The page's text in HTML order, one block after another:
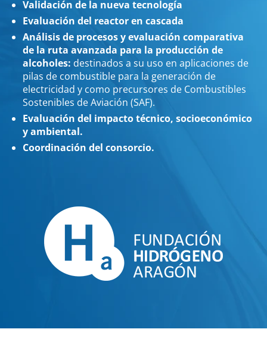
Validación de la nueva tecnología
Evaluación del reactor en cascada
Análisis de procesos y evaluación comparativa
de la ruta avanzada para la producción de
alcoholes: destinados a su uso en aplicaciones de
pilas de combustible para la generación de
electricidad y como precursores de Combustibles
Sostenibles de Aviación (SAF).
Evaluación del impacto técnico, socioeconómico
y ambiental.
Coordinación del consorcio.